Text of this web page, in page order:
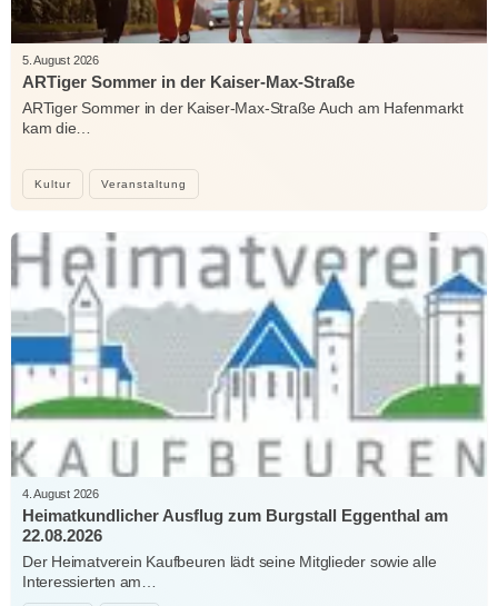
Kultur Veranstaltung
5. August 2026
ARTiger Sommer in der Kaiser-Max-Straße
ARTiger Sommer in der Kaiser-Max-Straße Auch am Hafenmarkt
kam die…
4. August 2026
Heimatkundlicher Ausflug zum Burgstall Eggenthal am
22.08.2026
Der Heimatverein Kaufbeuren lädt seine Mitglieder sowie alle
Interessierten am…